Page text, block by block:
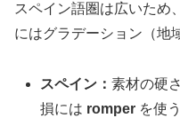
スペイン語圏は広いため
にはグラデーション（地
スペイン：素材の硬
損には romper を使